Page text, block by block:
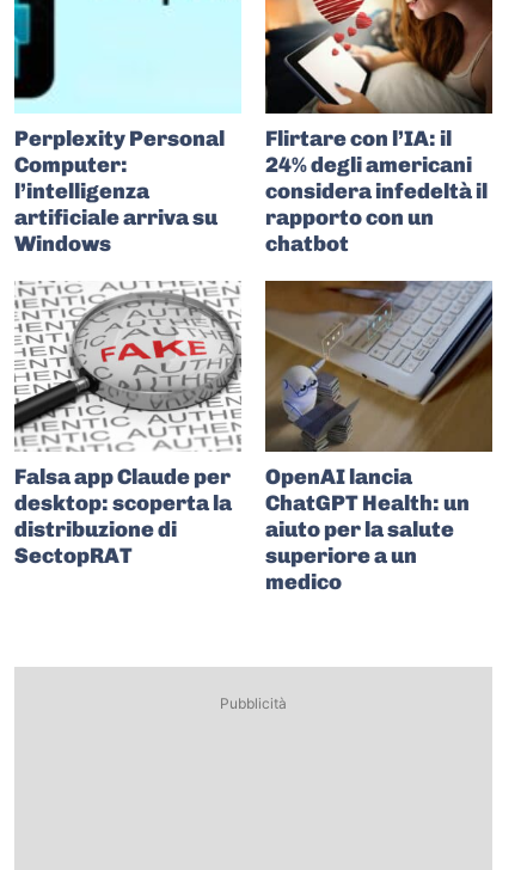
Perplexity Personal
Computer:
l’intelligenza
artificiale arriva su
Windows
Flirtare con l’IA: il
24% degli americani
considera infedeltà il
rapporto con un
chatbot
Falsa app Claude per
desktop: scoperta la
distribuzione di
SectopRAT
OpenAI lancia
ChatGPT Health: un
aiuto per la salute
superiore a un
medico
Pubblicità